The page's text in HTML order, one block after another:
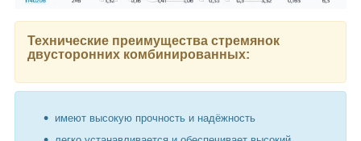
Технические преимущества стремянок
двусторонних комбинированных:
имеют высокую прочность и надёжность